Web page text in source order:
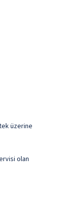
üzerine
olan